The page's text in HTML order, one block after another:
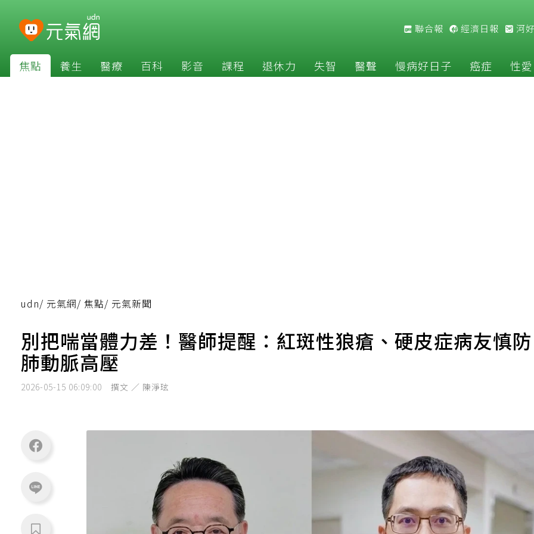
聯合報 經濟日報 河
焦點 養生 醫療 百科 影音 課程 退休力 失智 醫聲 慢病好日子 癌症 性愛
udn/ 元氣網/ 焦點/ 元氣新聞
別把喘當體力差！醫師提醒：紅斑性狼瘡、硬皮症病友慎
肺動脈高壓
2026-05-15 06:09:00 撰文 ／ 陳淨玹